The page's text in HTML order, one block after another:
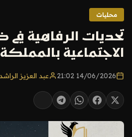
محليات
تحديات الرفاهية في
الاجتماعية بالمملكة
14/06/2026 21:02 عبد العزيز